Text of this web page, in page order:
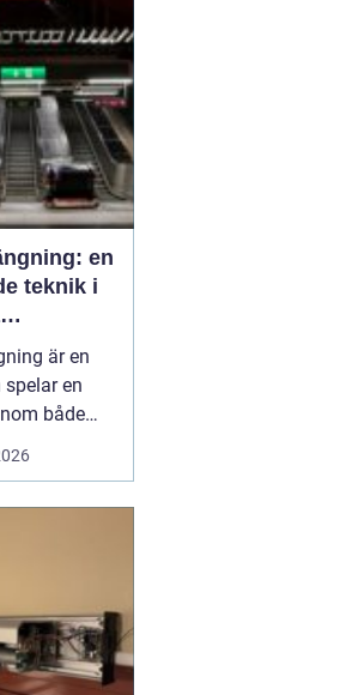
kan snön bli
och en
en
teknik i
är en
en
både
där natu...